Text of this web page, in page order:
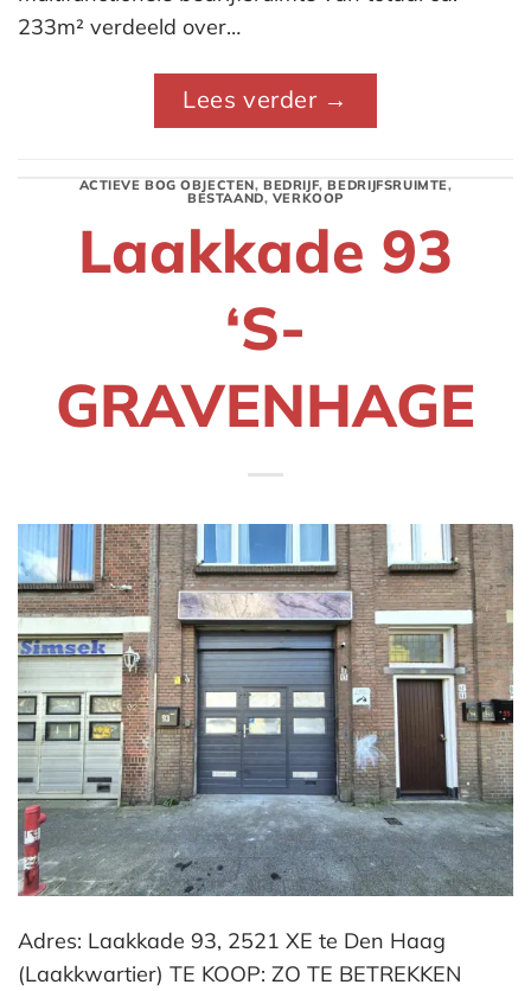
233m² verdeeld over…
Lees verder →
ACTIEVE BOG OBJECTEN, BEDRIJF,BEDRIJFSRUIMTE,
BESTAAND, VERKOOP
Laakkade 93
‘S-
GRAVENHAGE
Adres: Laakkade 93, 2521 XE te Den Haag
(Laakkwartier) TE KOOP: ZO TE BETREKKEN